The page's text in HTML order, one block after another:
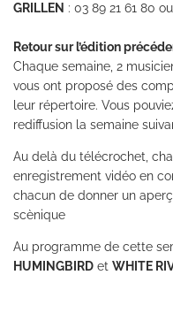
GRILLEN : 03 89 21 61 80
Retour sur l’édition
Chaque semaine, 2
vous ont proposé des
leur répertoire. Vous
rediffusion la semaine
Au delà du télécrochet,
enregistrement vidéo en
chacun de donner un
scènique
Au programme de cette
HUMINGBIRD et WHITE